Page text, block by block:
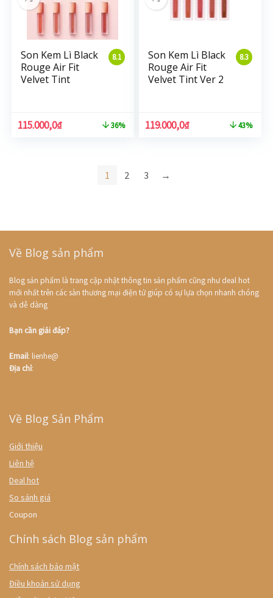
8.1
Son Kem Lì Black
Rouge Air Fit
Velvet Tint
115.000,0₫ 36%
8.3
Son Kem Lì Black
Rouge Air Fit
Velvet Tint Ver 2
119.000,0₫ 43%
1 2 3 →
Về Blog sản phẩm
Blog sản phẩm là trang cập nhật thông tin sản phẩm cũng như deal hot
mới nhất trên các sàn thương mại điện tử giúp có sự lựa chọn nhanh chóng
và dễ dàng
Bạn cần giải đáp?
Email: lienhe@
Địa chỉ:
Về Blog Sản Phẩm
Giới thiệu
Liên hệ
Deal hot
So sánh giá
Coupon
Chính sách Blog sản phẩm
Chính sách bảo mật
Điều khoản sử dụng